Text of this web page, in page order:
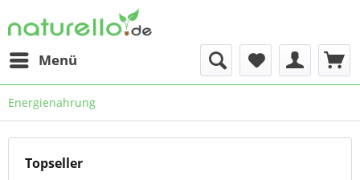
Menü
Energienahrung
Topseller